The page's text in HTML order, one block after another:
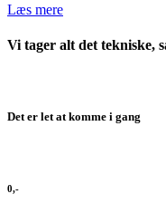
Læs mere
Vi tager alt det tekniske,
Det er let at komme i gang
0,-